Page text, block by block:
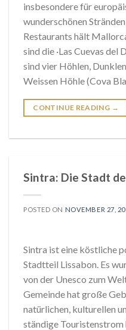
insbesondere für
wunderschönen
Restaurants hält
sind die ·Las Cuevas del
sind vier Höhlen,
Weissen Höhle (Cova
CONTINUE READING →
Sintra: Die Stadt
POSTED ON NOVEMBER 27,
Sintra ist eine köstliche
Stadtteil Lissabon. Es
von der Unesco zum
Gemeinde hat große
natürlichen, kulturellen
ständige Touristenstrom